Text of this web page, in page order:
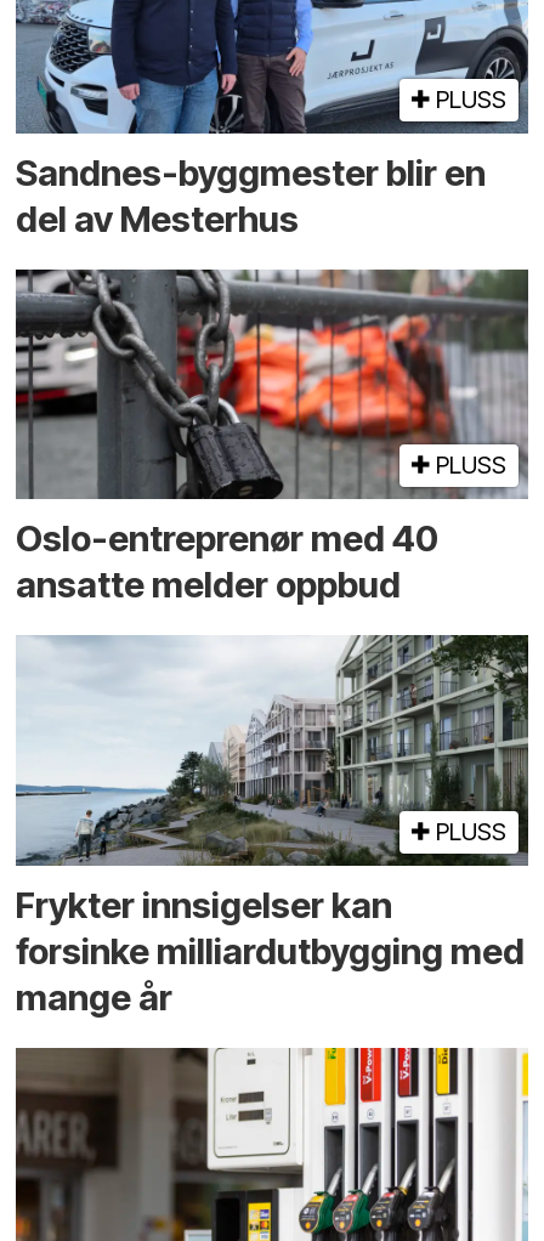
PLUSS
Sandnes-byggmester blir en
del av Mesterhus
PLUSS
Oslo-entreprenør med 40
ansatte melder oppbud
PLUSS
Frykter innsigelser kan
forsinke milliard­utbygging med
mange år